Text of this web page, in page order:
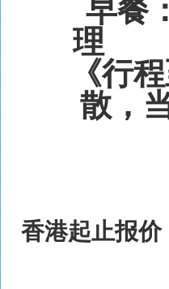
早餐
理
《行
散，
香港起止报